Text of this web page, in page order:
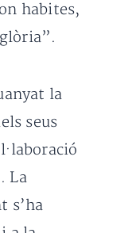
habites,
glòria”.
la
seus
La
s’ha